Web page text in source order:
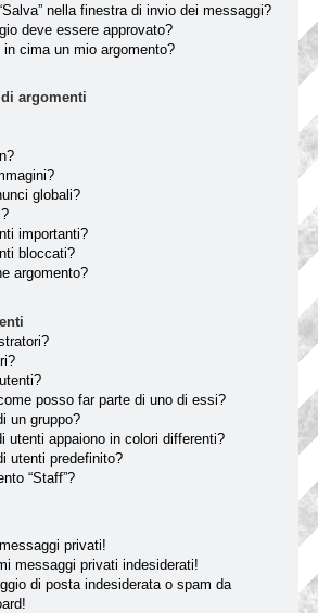
nella finestra di invio dei messaggi?
deve essere approvato?
cima un mio argomento?
argomenti
globali?
importanti?
bloccati?
argomento?
posso far parte di uno di essi?
un gruppo?
utenti appaiono in colori differenti?
utenti predefinito?
“Staff”?
privati!
messaggi privati indesiderati!
di posta indesiderata o spam da